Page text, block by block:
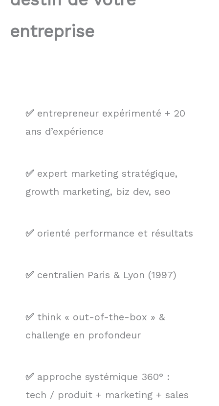
entreprise
✅ entrepreneur expérimenté + 20
ans d’expérience
✅ expert marketing stratégique,
growth marketing, biz dev, seo
✅ orienté performance et résultats
✅ centralien Paris & Lyon (1997)
✅ think « out-of-the-box » &
challenge en profondeur
✅ approche systémique 360° :
tech / produit + marketing + sales